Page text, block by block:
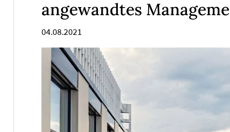
angewandtes
04.08.2021